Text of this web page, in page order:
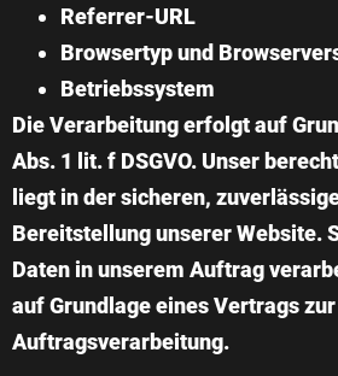
Referrer-URL
Browsertyp und
Betriebssystem
Die Verarbeitung erfolgt auf
Abs. 1 lit. f DSGVO. Unser
liegt in der sicheren,
Bereitstellung unserer Website.
Daten in unserem Auftrag
auf Grundlage eines Vertrags zur
Auftragsverarbeitung.